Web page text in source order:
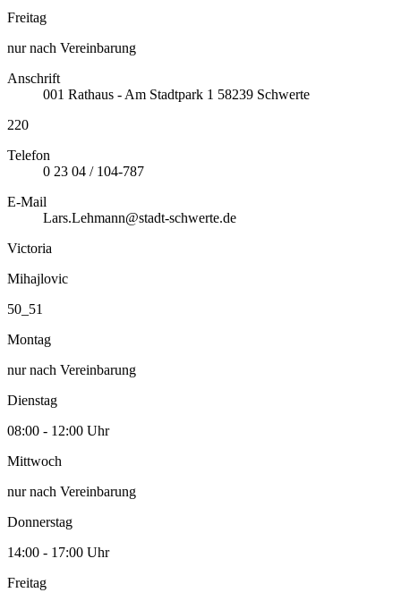
Freitag
nur nach Vereinbarung
Anschrift
001 Rathaus - Am Stadtpark 1 58239 Schwerte
220
Telefon
0 23 04 / 104-787
E-Mail
Lars.Lehmann@stadt-schwerte.de
Victoria
Mihajlovic
50_51
Montag
nur nach Vereinbarung
Dienstag
08:00 - 12:00 Uhr
Mittwoch
nur nach Vereinbarung
Donnerstag
14:00 - 17:00 Uhr
Freitag